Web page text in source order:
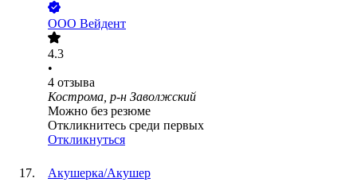
ООО Вейдент
4.3
•
4 отзыва
Кострома, р-н Заволжский
Можно без резюме
Откликнитесь среди первых
Откликнуться
Акушерка/Акушер